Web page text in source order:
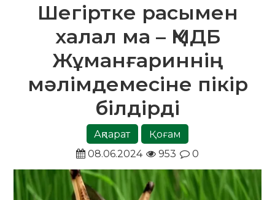
Шегіртке расымен
халал ма – ҚМДБ
Жұманғариннің
мәлімдемесіне пікір
білдірді
Ақпарат
Қоғам
08.06.2024
953 0